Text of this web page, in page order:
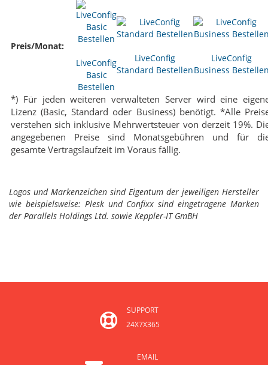
Preis/Monat:
LiveConfig
Basic
Bestellen
LiveConfig
Standard Bestellen
LiveConfig
Business
*) Für jeden weiteren verwalteten Server wird eine
Lizenz (Basic, Standard oder Business) benötigt. *Alle
verstehen sich inklusive Mehrwertsteuer von derzeit 19%.
angegebenen Preise sind Monatsgebühren und für
gesamte Vertragslaufzeit im Voraus fällig.
Logos und Markenzeichen sind Eigentum der jeweiligen Hersteller
wie beispielsweise: Plesk und Confixx sind eingetragene Marken
der Parallels Holdings Ltd. sowie Keppler-IT GmBH
SUPPORT
24X7X365
EMAIL